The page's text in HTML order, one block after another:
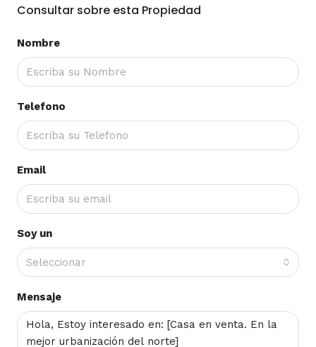
Consultar sobre esta Propiedad
Nombre
Telefono
Email
Soy un
Seleccionar
Mensaje